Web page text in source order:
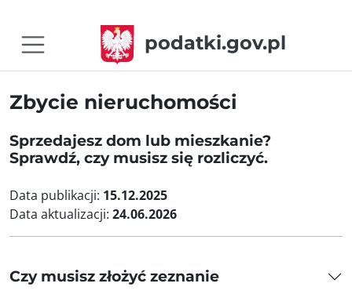
podatki.gov.pl
Zbycie nieruchomości
Sprzedajesz dom lub mieszkanie?
Sprawdź, czy musisz się rozliczyć.
Data publikacji: 15.12.2025
Data aktualizacji: 24.06.2026
Czy musisz złożyć zeznanie